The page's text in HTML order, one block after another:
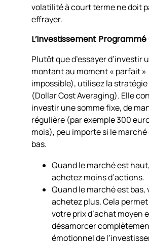
volatilité à court terme ne doit
effrayer.
L’Investissement Programmé
Plutôt que d’essayer d’investir
montant au moment « parfait »
impossible), utilisez la stratégie
(Dollar Cost Averaging). Elle
investir une somme fixe, de
régulière (par exemple 300
mois), peu importe si le
bas.
Quand le marché est
achetez moins d’actions.
Quand le marché est bas,
achetez plus. Cela
votre prix d’achat moyen
désamorcer
émotionnel de